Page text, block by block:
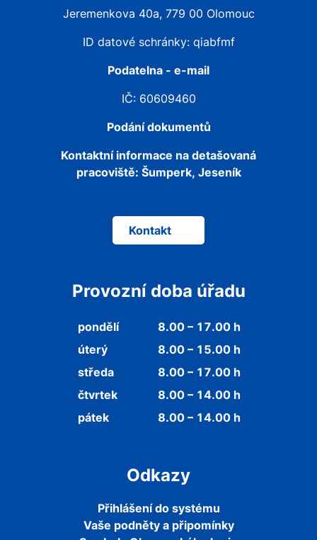
Jeremenkova 40a, 779 00 Olomouc
ID datové schránky: qiabfmf
Podatelna - e-mail
IČ: 60609460
Podání dokumentů
Kontaktní informace na detašovaná
pracoviště: Šumperk, Jeseník
Kontakt
Provozní doba úřadu
pondělí
8.00 – 17.00 h
úterý
8.00 – 15.00 h
středa
8.00 – 17.00 h
čtvrtek
8.00 – 14.00 h
pátek
8.00 – 14.00 h
Odkazy
Přihlášení do systému
Vaše podněty a připomínky